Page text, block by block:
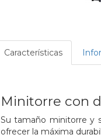
Características
Minitorre con
Su tamaño minitorre y
ofrecer la máxima